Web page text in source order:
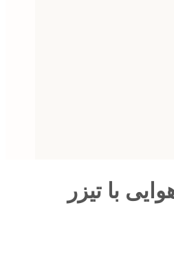
با تیزر